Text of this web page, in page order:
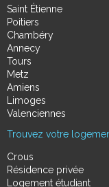
Saint Étienne
Poitiers
Chambéry
Annecy
Tours
Metz
Amiens
Limoges
Valenciennes
Trouvez votre
Crous
Résidence privée
Logement étudiant